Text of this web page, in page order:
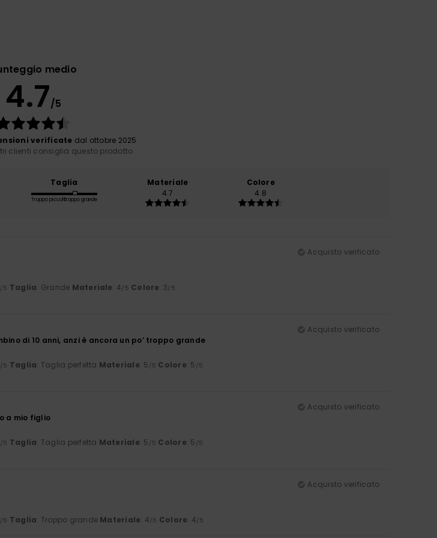
medio
4.7/5
verificate dal ottobre 2025
clienti consiglia questo prodotto
Taglia
Troppo piccoloTroppo grande
Materiale
4.7
Colore
4.8
Acquisto verificato
/5 Taglia: Grande Materiale: 4/5 Colore: 3/5
Acquisto verificato
di 10 anni, anzi è ancora un po’ troppo grande
/5 Taglia: Taglia perfetta Materiale: 5 /5 Colore: 5 /5
Acquisto verificato
a mio figlio
/5 Taglia: Taglia perfetta Materiale: 5 /5 Colore: 5 /5
Acquisto verificato
/5 Taglia: Troppo grande Materiale: 4/5 Colore: 4/5